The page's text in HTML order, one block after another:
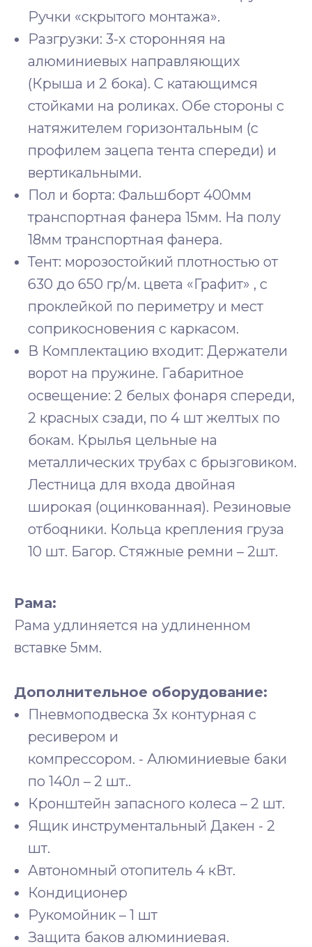
Ручки «скрытого монтажа».
Разгрузки: 3-х сторонняя на
алюминиевых направляющих
(Крыша и 2 бока). С катающимся
стойками на роликах. Обе стороны с
натяжителем горизонтальным (с
профилем зацепа тента спереди) и
вертикальными.
Пол и борта: Фальшборт 400мм
транспортная фанера 15мм. На полу
18мм транспортная фанера.
Тент: морозостойкий плотностью от
630 до 650 гр/м. цвета «Графит» , с
проклейкой по периметру и мест
соприкосновения с каркасом.
В Комплектацию входит: Держатели
ворот на пружине. Габаритное
освещение: 2 белых фонаря спереди,
2 красных сзади, по 4 шт желтых по
бокам. Крылья цельные на
металлических трубах с брызговиком.
Лестница для входа двойная
широкая (оцинкованная). Резиновые
отбоqники. Кольца крепления груза
10 шт. Багор. Стяжные ремни – 2шт.
Рама:
Рама удлиняется на удлиненном
вставке 5мм.
Дополнительное оборудование:
Пневмоподвеска 3х контурная с
ресивером и
компрессором. - Алюминиевые баки
по 140л – 2 шт..
Кронштейн запасного колеса – 2 шт.
Ящик инструментальный Дакен - 2
шт.
Автономный отопитель 4 кВт.
Кондиционер
Рукомойник – 1 шт
Защита баков алюминиевая.